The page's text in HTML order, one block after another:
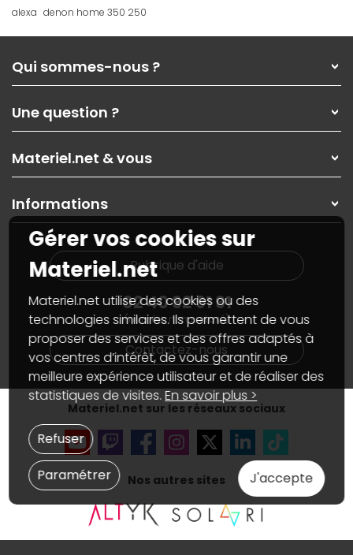
alexa denon home 350 250
Qui sommes-nous ?
Nos services
Les magasins Materiel.net
Nos solutions pour les pros
Contactez-nous
Une question ?
Paiement, livraison
Garanties,Pack Zen
SAV, demander un retour
Informations
Guides d'achats et tutoriels
Materiel.net & vous
On rachète votre carte graphique
PC sur mesure : Votre RDV personnalisé
Notre démarche écologique
Materiel.net recrute
Notre programme d'affiliation
Partenariat & Sponsoring
Informations
Plan du site
Nos marques
Conditions générales de vente
Informations légales
Données personnellesetcookies
Gérer vos cookies
Accessibilité : non conforme
Rubrique d'aide
02 40 92 91 91
(numéro non surtaxé)
Contactez-nous
Materiel.net sur les réseaux sociaux
Nos autres sites
Gérer vos cookies sur
Materiel.net
Materiel.net utilise des cookies ou des
technologies similaires. Ils permettent de vous
proposer des services et des offres adaptés à
vos centres d’intérêt, de vous garantir une
meilleure expérience utilisateur et de réaliser des
statistiques de visites.En savoir plus >
J'accepte
Paramétrer
Refuser